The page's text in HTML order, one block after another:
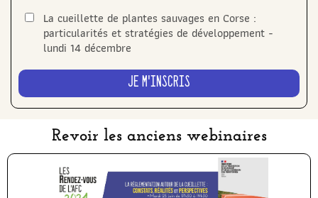
La cueillette de plantes sauvages en Corse :
particularités et stratégies de développement -
lundi 14 décembre
Je m'inscris
Revoir les anciens webinaires